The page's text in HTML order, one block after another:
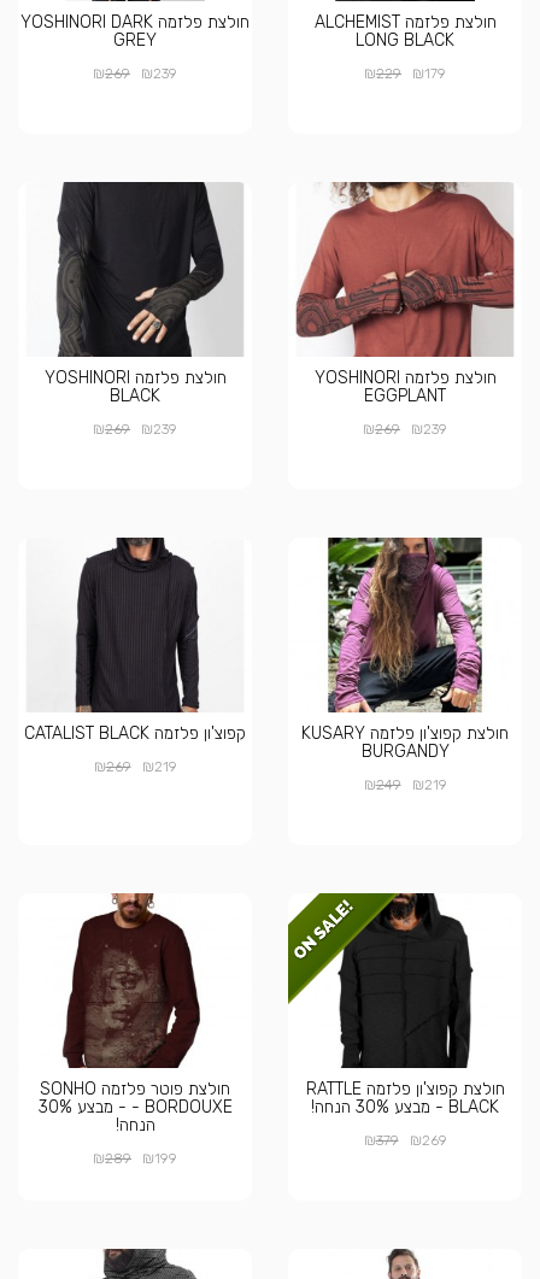
חולצת פלזמה ALCHEMIST
LONG BLACK
₪179
₪229
חולצת פלזמה YOSHINORI DARK
GREY
₪239
₪269
חולצת פלזמה YOSHINORI
EGGPLANT
₪239
₪269
חולצת פלזמה YOSHINORI
BLACK
₪239
₪269
חולצת קפוצ'ון פלזמה KUSARY
BURGANDY
₪219
₪249
קפוצ'ון פלזמה CATALIST BLACK
₪219
₪269
חולצת קפוצ'ון פלזמה RATTLE
BLACK - מבצע 30% הנחה!
₪269
₪379
חולצת פוטר פלזמה SONHO
BORDOUXE - - מבצע 30%
הנחה!
₪199
₪289